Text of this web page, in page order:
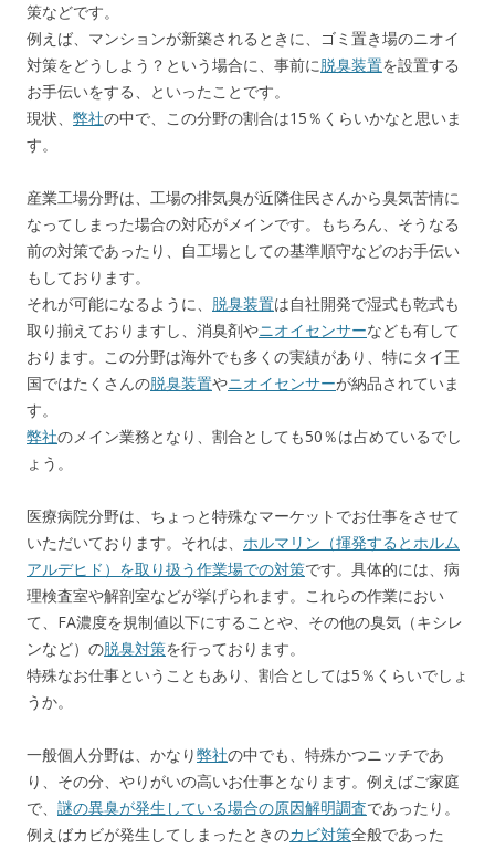
策などです。
例えば、マンションが新築されるときに、ゴミ置き場のニオイ
対策をどうしよう？という場合に、事前に脱臭装置を設置する
お手伝いをする、といったことです。
現状、 弊社の中で、この分野の割合は15％くらいかなと思いま
す。
産業工場分野は、工場の排気臭が近隣住民さんから臭気苦情に
なってしまった場合の対応がメインです。もちろん、そうなる
前の対策であったり、自工場としての基準順守などのお手伝い
もしております。
それが可能になるように、 脱臭装置は自社開発で湿式も乾式も
取り揃えておりますし、消臭剤やニオイセンサーなども有して
おります。この分野は海外でも多くの実績があり、特にタイ王
国ではたくさんの脱臭装置やニオイセンサーが納品されていま
す。
弊社のメイン業務となり、割合としても50％は占めているでし
ょう。
医療病院分野は、ちょっと特殊なマーケットでお仕事をさせて
いただいております。それは、 ホルマリン（揮発するとホルム
アルデヒド）を取り扱う作業場での対策です。具体的には、病
理検査室や解剖室などが挙げられます。これらの作業におい
て、FA濃度を規制値以下にすることや、その他の臭気（キシレ
ンなど）の脱臭対策を行っております。
特殊なお仕事ということもあり、割合としては5％くらいでしょ
うか。
一般個人分野は、かなり弊社の中でも、特殊かつニッチであ
り、その分、やりがいの高いお仕事となります。例えばご家庭
で、 謎の異臭が発生している場合の原因解明調査であったり。
例えばカビが発生してしまったときのカビ対策全般であった